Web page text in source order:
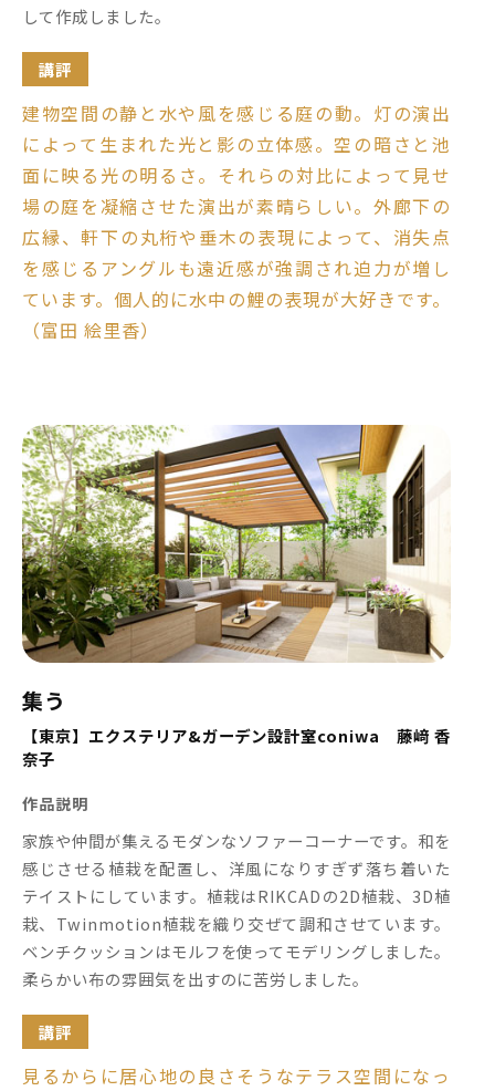
して作成しました。
講評
建物空間の静と水や風を感じる庭の動。灯の演出
によって生まれた光と影の立体感。空の暗さと池
面に映る光の明るさ。それらの対比によって見せ
場の庭を凝縮させた演出が素晴らしい。外廊下の
広縁、軒下の丸桁や垂木の表現によって、消失点
を感じるアングルも遠近感が強調され迫力が増し
ています。個人的に水中の鯉の表現が大好きです。
（富田 絵里香）
集う
【東京】エクステリア&ガーデン設計室coniwa 藤﨑 香
奈子
作品説明
家族や仲間が集えるモダンなソファーコーナーです。和を
感じさせる植栽を配置し、洋風になりすぎず落ち着いた
テイストにしています。植栽はRIKCADの2D植栽、3D植
栽、Twinmotion植栽を織り交ぜて調和させています。
ベンチクッションはモルフを使ってモデリングしました。
柔らかい布の雰囲気を出すのに苦労しました。
講評
見るからに居心地の良さそうなテラス空間になっ